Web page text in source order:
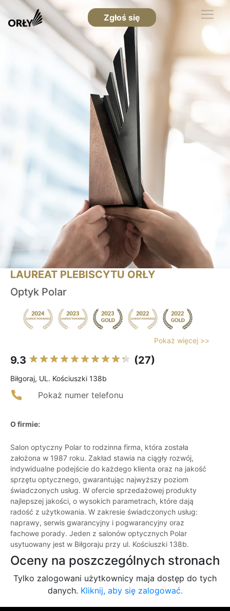
Zgłoś się
LAUREAT PLEBISCYTU ORŁY
Optyk Polar
Pokaż więcej >>
9.3 (27)
Biłgoraj, UL. Kościuszki 138b
Pokaż numer telefonu
O firmie:
Salon optyczny Polar to rodzinna firma, która została
założona w 1987 roku. Zakład stawia na ciągły rozwój,
indywidualne podejście do każdego klienta oraz na jakość
sprzętu optycznego, gwarantując najwyższy poziom
świadczonych usług. W ofercie sprzedażowej produkty
najlepszej jakości, o wysokich parametrach, które dają
radość z użytkowania. W zakresie świadczonych usług:
naprawy, serwis gwarancyjny i pogwarancyjny oraz
fachowe porady. Jeden z salonów optycznych Polar
usytuowany jest w Biłgoraju przy ul. Kościuszki 138b.
Oceny na poszczególnych stronach
Tylko zalogowani użytkownicy maja dostęp do tych
danych. Kliknij, aby się zalogować.